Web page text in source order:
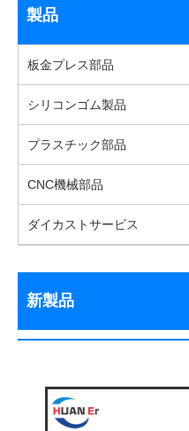
製品
板金プレス部品
シリコンゴム製品
プラスチック部品
CNC機械部品
ダイカストサービス
新製品